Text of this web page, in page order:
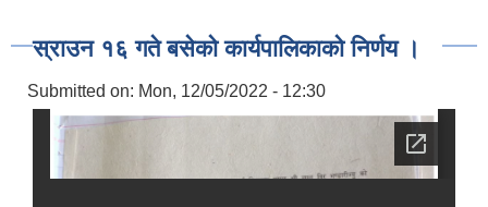
स्राउन १६ गते बसेको कार्यपालिकाको निर्णय ।
Submitted on: Mon, 12/05/2022 - 12:30